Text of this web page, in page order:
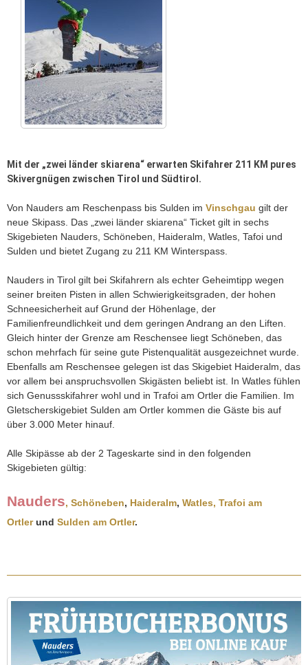
Mit der „zwei länder skiarena“ erwarten Skifahrer 211 KM pures
Skivergnügen zwischen Tirol und Südtirol.
Von Nauders am Reschenpass bis Sulden im Vinschgau gilt der
neue Skipass. Das „zwei länder skiarena“ Ticket gilt in sechs
Skigebieten Nauders, Schöneben, Haideralm, Watles, Tafoi und
Sulden und bietet Zugang zu 211 KM Winterspass.
Nauders in Tirol gilt bei Skifahrern als echter Geheimtipp wegen
seiner breiten Pisten in allen Schwierigkeitsgraden, der hohen
Schneesicherheit auf Grund der Höhenlage, der
Familienfreundlichkeit und dem geringen Andrang an den Liften.
Gleich hinter der Grenze am Reschensee liegt Schöneben, das
schon mehrfach für seine gute Pistenqualität ausgezeichnet wurde.
Ebenfalls am Reschensee gelegen ist das Skigebiet Haideralm, das
vor allem bei anspruchsvollen Skigästen beliebt ist. In Watles fühlen
sich Genussskifahrer wohl und in Trafoi am Ortler die Familien. Im
Gletscherskigebiet Sulden am Ortler kommen die Gäste bis auf
über 3.000 Meter hinauf.
Alle Skipässe ab der 2 Tageskarte sind in den folgenden
Skigebieten gültig:
Nauders, Schöneben, Haideralm, Watles, Trafoi am
Ortlerund Sulden am Ortler.